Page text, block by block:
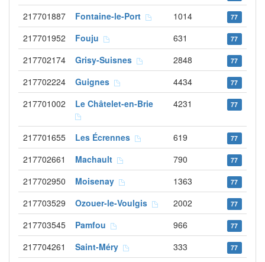
217701887 Fontaine-le-Port 1014 77
217701952 Fouju 631 77
217702174 Grisy-Suisnes 2848 77
217702224 Guignes 4434 77
217701002 Le Châtelet-en-Brie 4231 77
217701655 Les Écrennes 619 77
217702661 Machault 790 77
217702950 Moisenay 1363 77
217703529 Ozouer-le-Voulgis 2002 77
217703545 Pamfou 966 77
217704261 Saint-Méry 333 77